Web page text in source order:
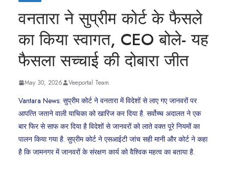
वनतारा ने सुप्रीम कोर्ट के फैसले
का क‍िया स्‍वागत, CEO बोले- यह
फैसला सच्चाई की दोबारा जीत
May 30, 2026 Veeportal Team
Vantara News: सुप्रीम कोर्ट ने वनतारा में व‍िदेशों से लाए गए जानवरों पर
आपत्‍त‍ि जताने वाली याच‍िका को खार‍िज कर द‍िया है. सर्वोच्‍च अदालत ने एक
बार फ‍िर से साफ कर द‍िया है व‍िदेशों से जानवरों को लाते वक्‍त पूरे न‍ियमों का
पालन क‍िया गया है. सुप्रीम कोर्ट ने एसआईटी जांच सही मानी और कोर्ट ने कहा
है क‍ि जामनगर में जानवरों के संरक्षण कार्य को वैश्विक महत्व का बताया है.